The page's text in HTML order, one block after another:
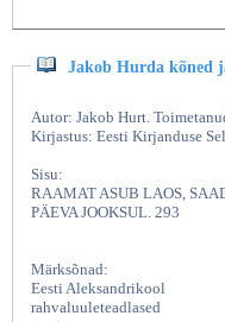
Jakob Hurda kõned
Autor: Jakob Hurt.
Kirjastus: Eesti Kirjanduse
Sisu:
RAAMAT ASUB LAOS,
PÄEVA JOOKSUL. 293
Märksõnad:
Eesti Aleksandrikool
rahvaluuleteadlased